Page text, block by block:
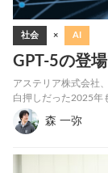
社会 × AI
GPT-5の登
アステリア株式会社
白押しだった2025年
森 一弥